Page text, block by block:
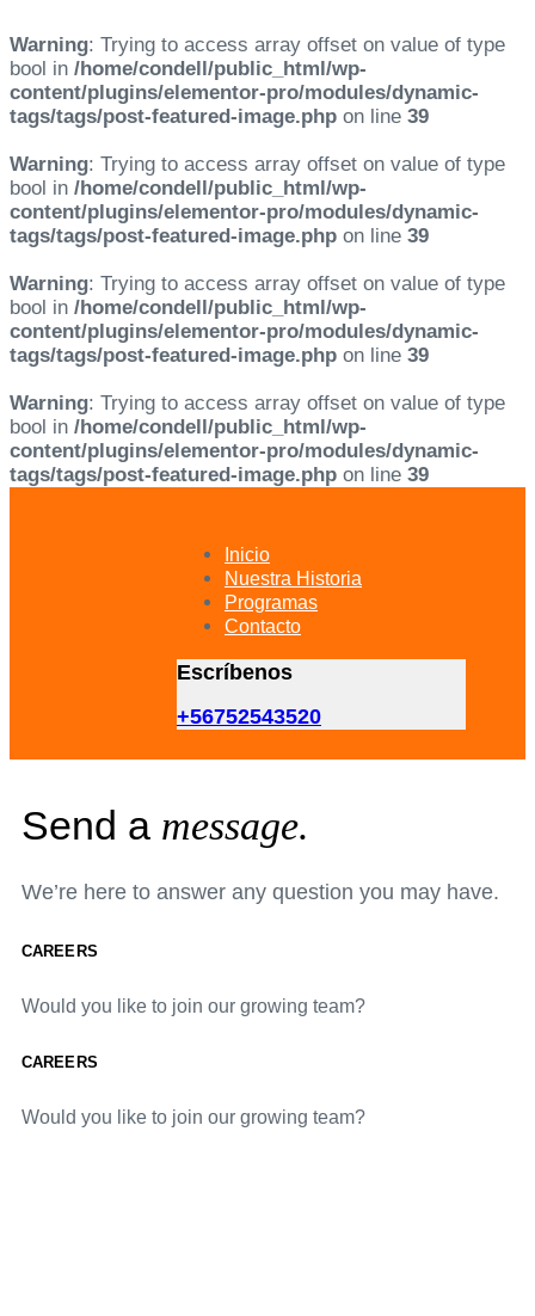
Warning: Trying to access array offset on value of type
bool in /home/condell/public_html/wp-
content/plugins/elementor-pro/modules/dynamic-
tags/tags/post-featured-image.php on line 39
Warning: Trying to access array offset on value of type
bool in /home/condell/public_html/wp-
content/plugins/elementor-pro/modules/dynamic-
tags/tags/post-featured-image.php on line 39
Warning: Trying to access array offset on value of type
bool in /home/condell/public_html/wp-
content/plugins/elementor-pro/modules/dynamic-
tags/tags/post-featured-image.php on line 39
Warning: Trying to access array offset on value of type
bool in /home/condell/public_html/wp-
content/plugins/elementor-pro/modules/dynamic-
tags/tags/post-featured-image.php on line 39
Inicio
Nuestra Historia
Programas
Contacto
Escríbenos
+56752543520
Send a message.
We’re here to answer any question you may have.
CAREERS
Would you like to join our growing team?
CAREERS
Would you like to join our growing team?